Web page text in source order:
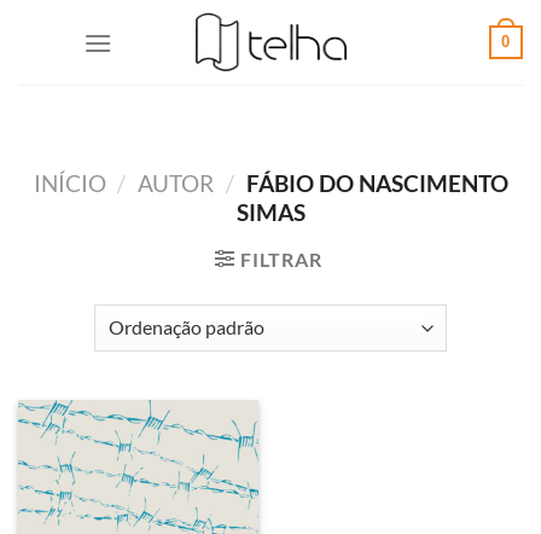
0
INÍCIO / AUTOR / FÁBIO DO NASCIMENTO
SIMAS
FILTRAR